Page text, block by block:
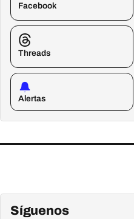
Facebook
Threads
Alertas
Síguenos